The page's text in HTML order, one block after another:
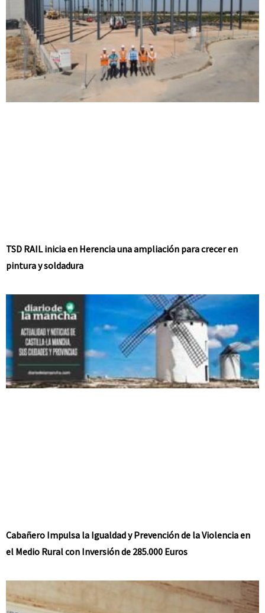
TSD RAIL inicia en Herencia una ampliación para crecer en
pintura y soldadura
Cabañero Impulsa la Igualdad y Prevención de la Violencia en
el Medio Rural con Inversión de 285.000 Euros